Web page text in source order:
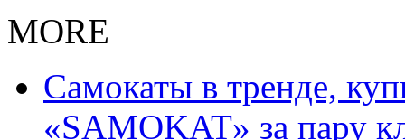
MORE
Самокаты в тренде,
«SAMOKAT» за пару